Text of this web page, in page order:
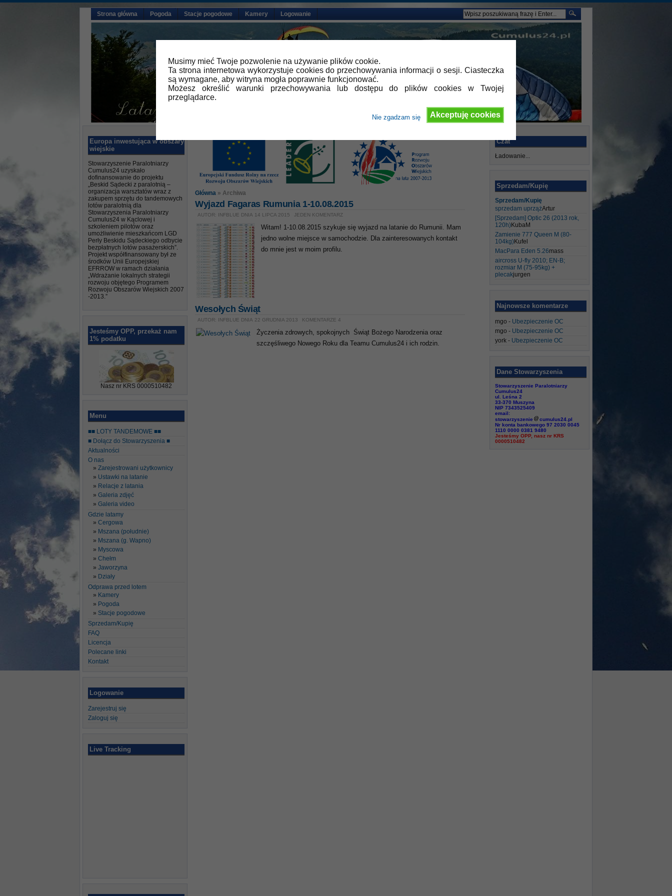
Musimy mieć Twoje pozwolenie na używanie plików cookie.
Ta strona internetowa wykorzystuje cookies do przechowywania informacji o sesji. Ciasteczka
są wymagane, aby witryna mogła poprawnie funkcjonować.
Możesz określić warunki przechowywania lub dostępu do plików cookies w Twojej
przeglądarce.
Akceptuję cookies
Nie zgadzam się
Strona główna Pogoda Stacje pogodowe Kamery Logowanie
Europa inwestująca w obszary
wiejskie
Stowarzyszenie Paralotniarzy
Cumulus24 uzyskało
dofinansowanie do projektu
„Beskid Sądecki z paralotnią –
organizacja warsztatów wraz z
zakupem sprzętu do tandemowych
lotów paralotnią dla
Stowarzyszenia Paralotniarzy
Cumulus24 w Kąclowej i
szkoleniem pilotów oraz
umożliwienie mieszkańcom LGD
Perły Beskidu Sądeckiego odbycie
bezpłatnych lotów pasażerskich”.
Projekt współfinansowany był ze
środków Unii Europejskiej
EFRROW w ramach działania
„Wdrażanie lokalnych strategii
rozwoju objętego Programem
Rozwoju Obszarów Wiejskich 2007
-2013.”
Jesteśmy OPP, przekaż nam
1% podatku
Nasz nr KRS 0000510482
Menu
■■ LOTY TANDEMOWE ■■
■ Dołącz do Stowarzyszenia ■
Aktualności
O nas
Zarejestrowani użytkownicy
Ustawki na latanie
Relacje z latania
Galeria zdjęć
Galeria video
Gdzie latamy
Cergowa
Mszana (południe)
Mszana (g. Wapno)
Myscowa
Chełm
Jaworzyna
Działy
Odprawa przed lotem
Kamery
Pogoda
Stacje pogodowe
Sprzedam/Kupię
FAQ
Licencja
Polecane linki
Kontakt
Logowanie
Zarejestruj się
Zaloguj się
Live Tracking
Główna » Archiwa
Wyjazd Fagaras Rumunia 1-10.08.2015
AUTOR: INFBLUE DNIA 14 LIPCA 2015 JEDEN KOMENTARZ
Witam! 1-10.08.2015 szykuje się wyjazd na latanie do Rumunii. Mam
jedno wolne miejsce w samochodzie. Dla zainteresowanych kontakt
do mnie jest w moim profilu.
Wesołych Świąt
AUTOR: INFBLUE DNIA 22 GRUDNIA 2013 KOMENTARZE 4
Życzenia zdrowych, spokojnych Świąt Bożego Narodzenia oraz
szczęśliwego Nowego Roku dla Teamu Cumulus24 i ich rodzin.
Czat
Ładowanie...
Sprzedam/Kupię
Sprzedam/Kupię
sprzedam uprzążArtur
[Sprzedam] Optic 26 (2013 rok,
120h) KubaM
Zamienie 777 Queen M (80-
104kg) Kufel
MacPara Eden 5.26mass
aircross U-fly 2010; EN-B;
rozmiar M (75-95kg) +
plecakjurgen
Najnowsze komentarze
mgo - Ubezpieczenie OC
mgo - Ubezpieczenie OC
york - Ubezpieczenie OC
Dane Stowarzyszenia
Stowarzyszenie Paralotniarzy
Cumulus24
ul. Leśna 2
33-370 Muszyna
NIP 7343525409
email:
stowarzyszenie
cumulus24.pl
Nr konta bankowego 97 2030 0045
1110 0000 0381 9480
Jesteśmy OPP, nasz nr KRS
0000510482